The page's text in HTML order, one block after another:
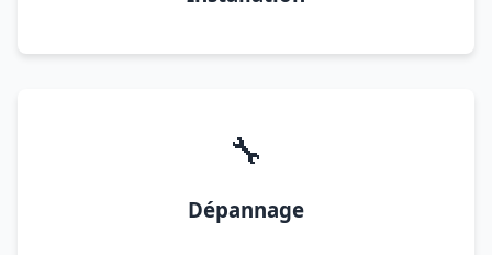
🔧
Dépannage